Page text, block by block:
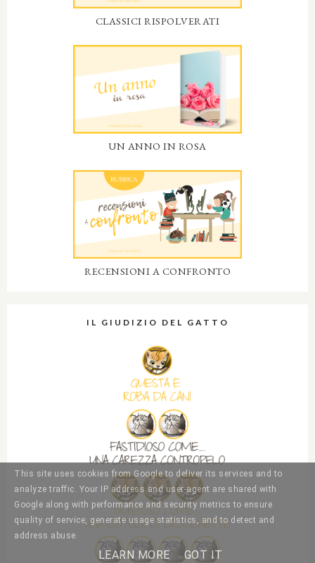
CLASSICI RISPOLVERATI
UN ANNO IN ROSA
RECENSIONI A CONFRONTO
IL GIUDIZIO DEL GATTO
This site uses cookies from Google to deliver its services and to
analyze traffic. Your IP address and user-agent are shared with
Google along with performance and security metrics to ensure
quality of service, generate usage statistics, and to detect and
address abuse.
LEARN MORE GOT IT